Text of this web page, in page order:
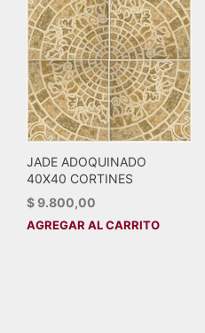
JADE ADOQUINADO
40X40 CORTINES
$9.800,00
AGREGAR AL CARRITO